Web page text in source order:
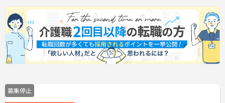
募集停止